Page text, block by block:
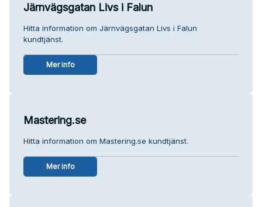
Järnvägsgatan Livs i Falun
Hitta information om Järnvägsgatan Livs i Falun
kundtjänst.
Mer info
Mastering.se
Hitta information om Mastering.se kundtjänst.
Mer info